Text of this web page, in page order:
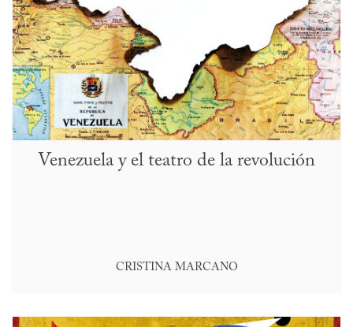
Venezuela y el teatro de la revolución
CRISTINA MARCANO